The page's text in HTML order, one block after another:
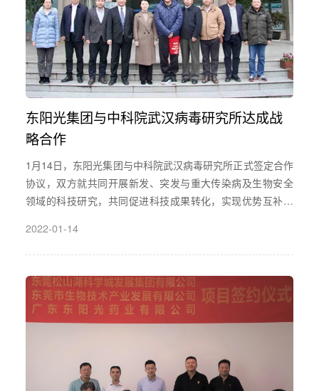
东阳光集团与中科院武汉病毒研究所达成战
略合作
1月14日，东阳光集团与中科院武汉病毒研究所正式签定合作
协议，双方就共同开展新发、突发与重大传染病及生物安全
领域的科技研究，共同促进科技成果转化，实现优势互补、
究所所长王延轶，党委书记肖庚富，副所长关武祥；东阳光
集团董事长张寓帅，董事会轮值主席卢宇新，董事朱英伟、
2022-01-14